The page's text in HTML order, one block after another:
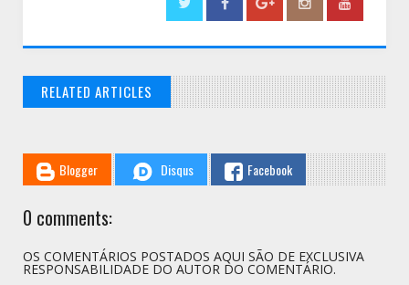
RELATED ARTICLES
Blogger Disqus Facebook
0 comments:
OS COMENTÁRIOS POSTADOS AQUI SÃO DE EXCLUSIVA
RESPONSABILIDADE DO AUTOR DO COMENTÁRIO.